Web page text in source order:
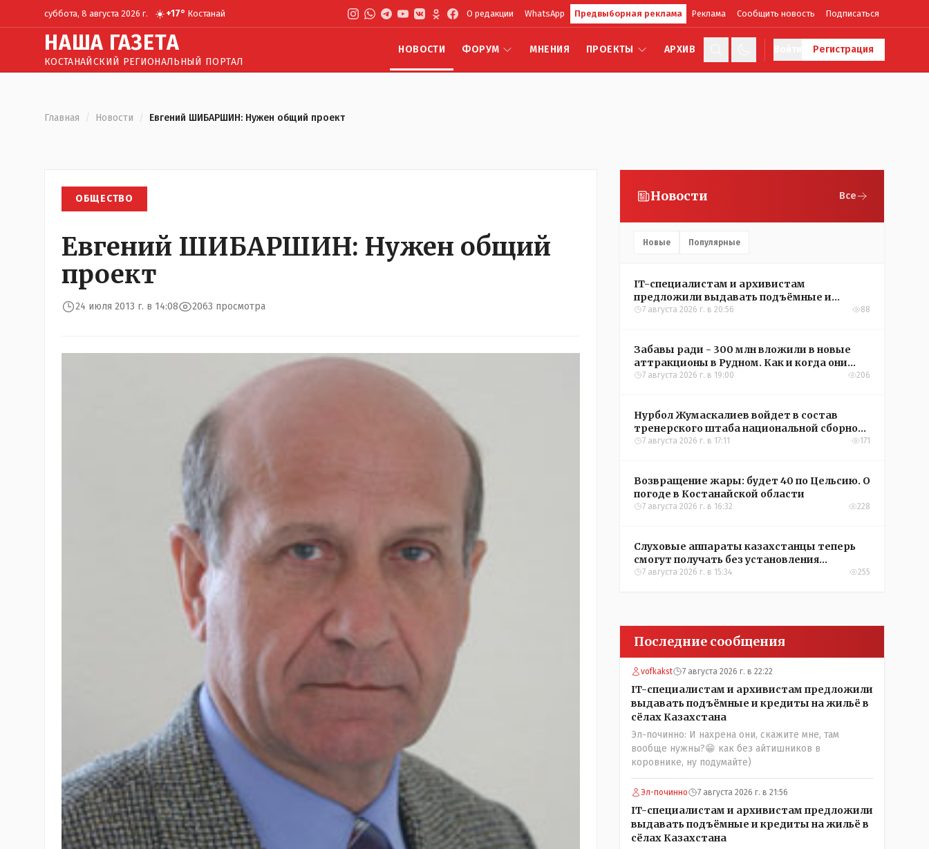
суббота, 8 августа 2026 г. ☀️+17° Костанай О редакции WhatsApp Предвыборная реклама Реклама Сообщить новость Подписаться
НАША ГАЗЕТА
КОСТАНАЙСКИЙ РЕГИОНАЛЬНЫЙ ПОРТАЛ
НОВОСТИ ФОРУМ МНЕНИЯ ПРОЕКТЫ АРХИВ Регистрация
Главная / Новости / Евгений ШИБАРШИН: Нужен общий проект
ОБЩЕСТВО
Евгений ШИБАРШИН: Нужен общий
проект
24 июля 2013 г. в 14:08 2063 просмотра
Новости Все
Новые Популярные
IT-специалистам и архивистам
предложили выдавать подъёмные и
кредиты на жильё в сёлах Казахстана
7 августа 2026 г. в 20:56 88
Забавы ради - 300 млн вложили в новые
аттракционы в Рудном. Как и когда они
окупятся?
7 августа 2026 г. в 19:00 206
Нурбол Жумаскалиев войдет в состав
тренерского штаба национальной сборной
Казахстана по футболу
7 августа 2026 г. в 17:11 171
Возвращение жары: будет 40 по Цельсию. О
погоде в Костанайской области
7 августа 2026 г. в 16:32 228
Слуховые аппараты казахстанцы теперь
смогут получать без установления
инвалидности
7 августа 2026 г. в 15:34 255
Последние сообщения
vofkakst 7 августа 2026 г. в 22:22
IT-специалистам и архивистам предложили
выдавать подъёмные и кредиты на жильё в
сёлах Казахстана
Эл-починно: И нахрена они, скажите мне, там
вообще нужны?😁 как без айтишников в
коровнике, ну подумайте)
Эл-починно 7 августа 2026 г. в 21:56
IT-специалистам и архивистам предложили
выдавать подъёмные и кредиты на жильё в
сёлах Казахстана